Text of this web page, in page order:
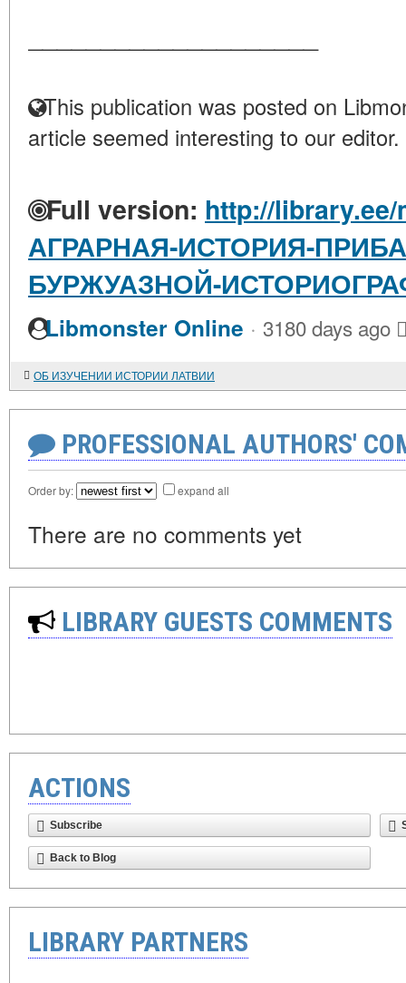
This publication was posted on
article seemed interesting to our editor.
Full version: http://
АГРАРНАЯ-ИСТОРИЯ-
БУРЖУАЗНОЙ-
Libmonster Online · 3180 days ago
ОБ ИЗУЧЕНИИ ИСТОРИИ ЛАТВИИ
PROFESSIONAL AUTHORS'
Order by: expand all
There are no comments yet
LIBRARY GUESTS COMMENTS
ACTIONS
Subscribe
Back to Blog
LIBRARY PARTNERS